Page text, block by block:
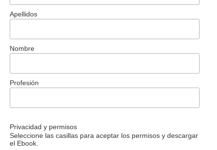
Apellidos
Nombre
Profesión
Privacidad y permisos
Seleccione las casillas para aceptar los permisos y descargar
el Ebook.